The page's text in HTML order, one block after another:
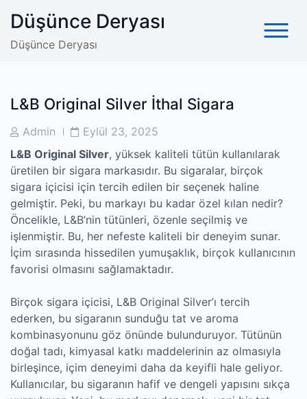
content
Düşünce Deryası
Düşünce Deryası
L&B Original Silver İthal Sigara
PostAdmin
PostEylül 23, 2025
L&B Original Silver, yüksek kaliteli tütün kullanılarak
üretilen bir sigara markasıdır. Bu sigaralar, birçok
sigara içicisi için tercih edilen bir seçenek haline
gelmiştir. Peki, bu markayı bu kadar özel kılan nedir?
Öncelikle, L&B’nin tütünleri, özenle seçilmiş ve
işlenmiştir. Bu, her nefeste kaliteli bir deneyim sunar.
İçim sırasında hissedilen yumuşaklık, birçok kullanıcının
favorisi olmasını sağlamaktadır.
Birçok sigara içicisi, L&B Original Silver’ı tercih
ederken, bu sigaranın sunduğu tat ve aroma
kombinasyonunu göz önünde bulunduruyor. Tütünün
doğal tadı, kimyasal katkı maddelerinin az olmasıyla
birleşince, içim deneyimi daha da keyifli hale geliyor.
Kullanıcılar, bu sigaranın hafif ve dengeli yapısını sıkça